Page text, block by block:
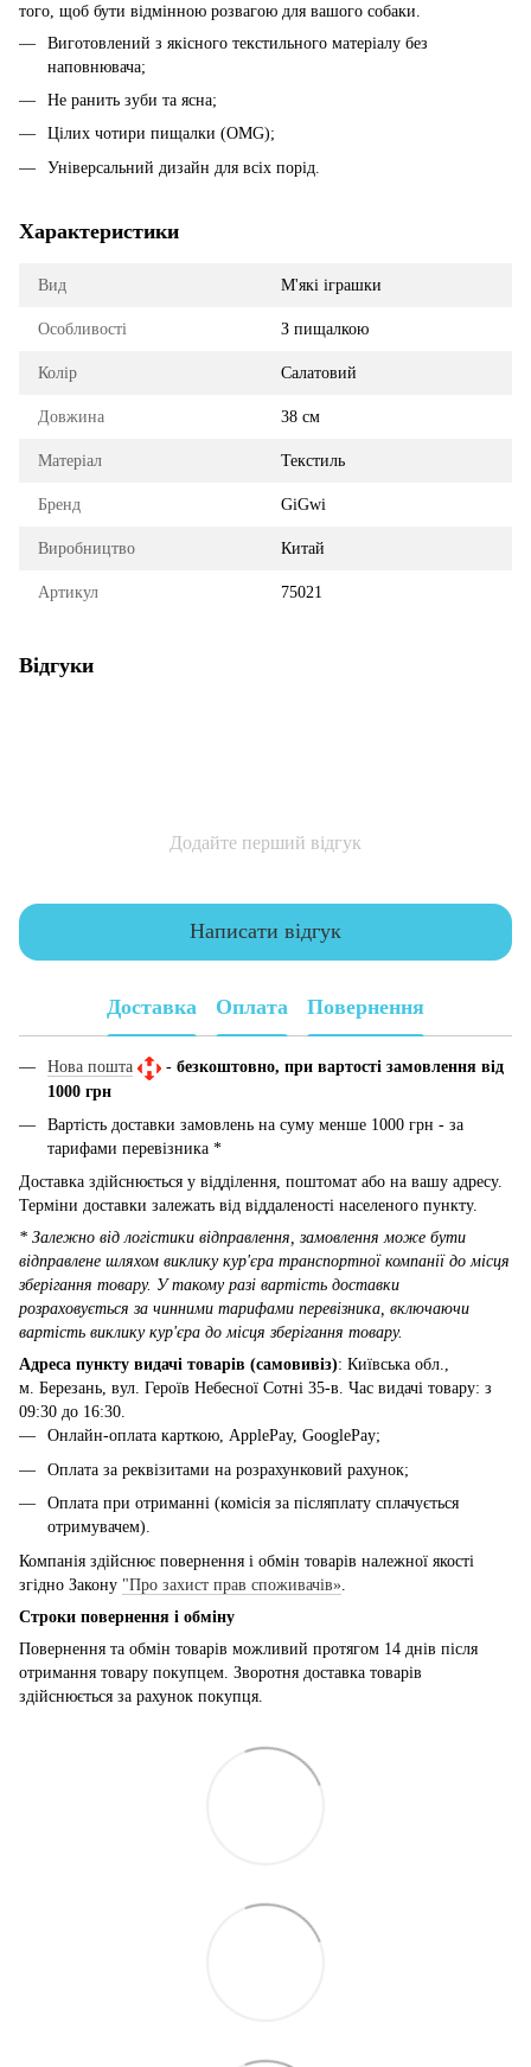
того, щоб бути відмінною розвагою для вашого собаки.
Виготовлений з якісного текстильного матеріалу без
наповнювача;
Не ранить зуби та ясна;
Цілих чотири пищалки (OMG);
Універсальний дизайн для всіх порід.
Характеристики
Вид М'які іграшки
Особливості З пищалкою
Колір Салатовий
Довжина 38 см
Матеріал Текстиль
Бренд GiGwi
Виробництво Китай
Артикул 75021
Відгуки
Додайте перший відгук
Написати відгук
Доставка Оплата Повернення
Нова пошта - безкоштовно, при вартості замовлення від
1000 грн
Вартість доставки замовлень на суму менше 1000 грн - за
тарифами перевізника *
Доставка здійснюється у відділення, поштомат або на вашу адресу.
Терміни доставки залежать від віддаленості населеного пункту.
* Залежно від логістики відправлення, замовлення може бути
відправлене шляхом виклику кур'єра транспортної компанії до місця
зберігання товару. У такому разі вартість доставки
розраховується за чинними тарифами перевізника, включаючи
вартість виклику кур'єра до місця зберігання товару.
Адреса пункту видачі товарів (самовивіз): Київська обл.,
м. Березань, вул. Героїв Небесної Сотні 35-в. Час видачі товару: з
09:30 до 16:30.
Онлайн-оплата карткою, ApplePay, GooglePay;
Оплата за реквізитами на розрахунковий рахунок;
Оплата при отриманні (комісія за післяплату сплачується
отримувачем).
Компанія здійснює повернення і обмін товарів належної якості
згідно Закону "Про захист прав споживачів»
Строки повернення і обміну
Повернення та обмін товарів можливий протягом 14 днів після
отримання товару покупцем. Зворотня доставка товарів
здійснюється за рахунок покупця.